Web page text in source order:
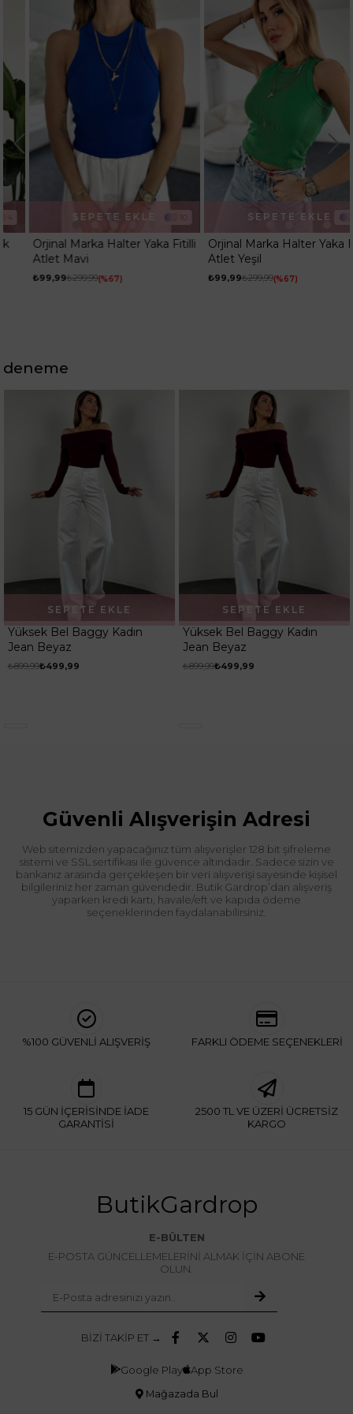
Orjinal Marka Halter Yaka Fitilli
Atlet Mavi
₺99,99₺299,99 %67
SEPETE EKLE 10
Orjinal Marka Halter Yaka Fitilli
Atlet Yeşil
₺99,99₺299,99 %67
SEPETE EKLE
deneme
Yüksek Bel Baggy Kadın
Jean Beyaz
₺899,99₺499,99
SEPETE EKLE
Yüksek Bel Baggy Kadın
Jean Beyaz
₺899,99₺499,99
SEPETE EKLE
Güvenli Alışverişin Adresi
Web sitemizden yapacağınız tüm alışverişler 128 bit şifreleme
sistemi ve SSL sertifikası ile güvence altındadır. Sadece sizin ve
bankanız arasında gerçekleşen bir veri alışverişi sayesinde kişisel
bilgileriniz her zaman güvendedir. Butik Gardrop’dan alışveriş
yaparken kredi kartı, havale/eft ve kapıda ödeme
seçeneklerinden faydalanabilirsiniz.
%100 GÜVENLİ ALIŞVERİŞ FARKLI ÖDEME SEÇENEKLERİ
15 GÜN İÇERİSİNDE İADE
GARANTİSİ
2500 TL VE ÜZERİ ÜCRETSİZ
KARGO
ButikGardrop
E-BÜLTEN
E-POSTA GÜNCELLEMELERİNİ ALMAK İÇİN ABONE
OLUN.
BİZİ TAKİP ET →
Google Play App Store
Mağazada Bul